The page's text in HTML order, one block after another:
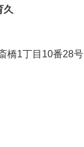
橋1丁目10番28号